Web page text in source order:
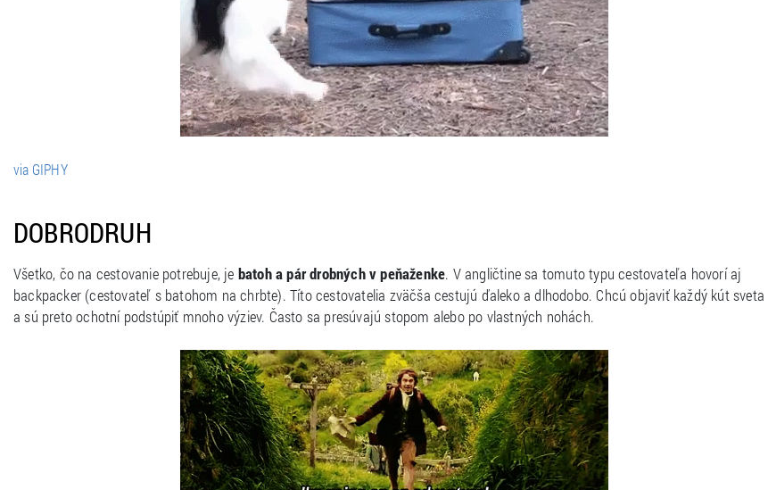
via GIPHY
DOBRODRUH
Všetko, čo na cestovanie potrebuje, je batoh a pár drobných v peňaženke. V angličtine sa tomuto typu cestovateľa hovorí aj
backpacker (cestovateľ s batohom na chrbte). Títo cestovatelia zväčša cestujú ďaleko a dlhodobo. Chcú objaviť každý kút sveta
a sú preto ochotní podstúpiť mnoho výziev. Často sa presúvajú stopom alebo po vlastných nohách.